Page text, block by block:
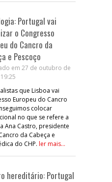
Portugal vai
o Congresso
do Cancro da
e Pescoço
em 27 de outubro de
que Lisboa vai
Europeu do Cancro
colocar
no que se refere a
Ana Castro, presidente
da Cabeça e
do CHP. ler mais...
hereditário: Portugal